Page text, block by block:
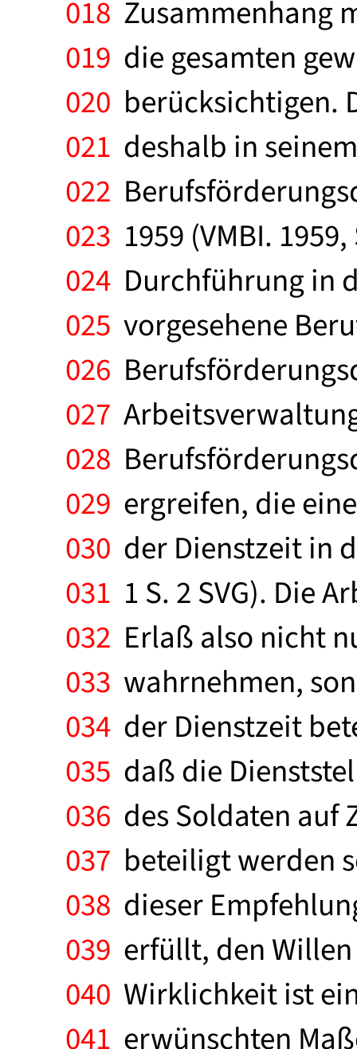
018 Zusammenhang
019 die gesamten
020 berücksichtigen.
021 deshalb in
022
023 1959 (VMBI.
024 Durchführung in
025 vorgesehene
026
027
028
029 ergreifen, die
030 der Dienstzeit in
031 1 S. 2 SVG). Die
032 Erlaß also nicht
033 wahrnehmen,
034 der Dienstzeit
035 daß die
036 des Soldaten auf
037 beteiligt werden
038 dieser
039 erfüllt, den
040 Wirklichkeit ist
041 erwünschten